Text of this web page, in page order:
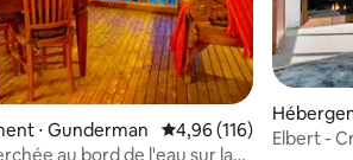
⋅ Gunderman Évaluation moyenne
4,96 (116)
au bord de l'eau sur la
k
Elbert -